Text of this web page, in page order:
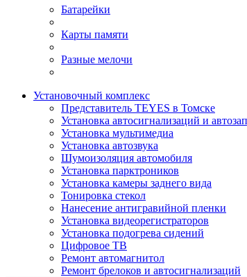
Батарейки
Карты памяти
Разные мелочи
Установочный комплекс
Представитель TEYES в Томске
Установка автосигнализаций и
Установка мультимедиа
Установка автозвука
Шумоизоляция автомобиля
Установка парктроников
Установка камеры заднего вида
Тонировка стекол
Нанесение антигравийной пленки
Установка видеорегистраторов
Установка подогрева сидений
Цифровое ТВ
Ремонт автомагнитол
Ремонт брелоков и автосигнализаций